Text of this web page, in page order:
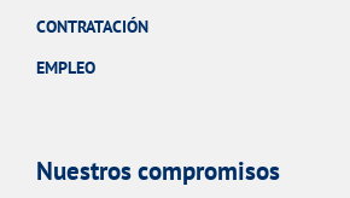
CONTRATACIÓN
EMPLEO
Nuestros compromisos